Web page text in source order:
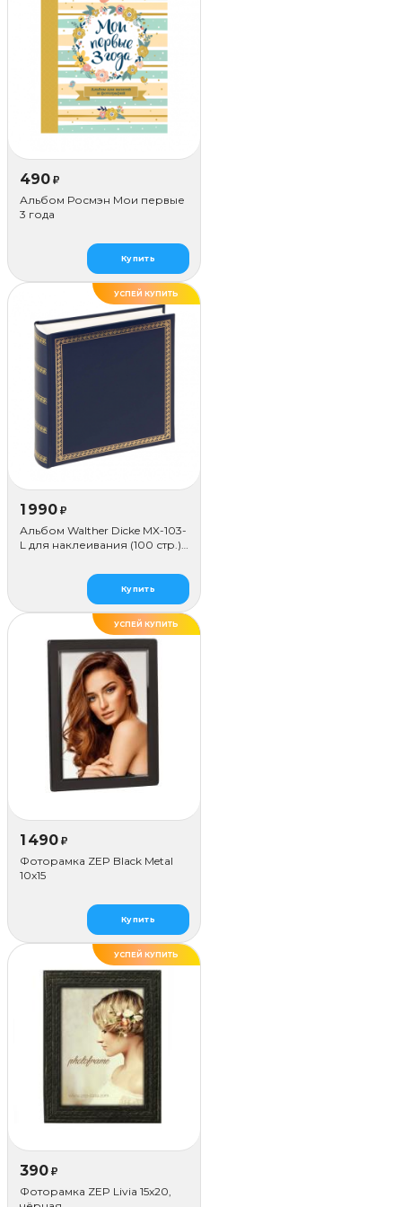
490 ₽
Альбом Росмэн Мои первые
3 года
Купить
УСПЕЙ КУПИТЬ
1 990 ₽
Альбом Walther Dicke MX-103-
L для наклеивания (100 стр.),
Купить
ХИТ
УСПЕЙ КУПИТЬ
1 490 ₽
Фоторамка ZEP Black Metal
10x15
Купить
УСПЕЙ КУПИТЬ
390 ₽
Фоторамка ZEP Livia 15x20,